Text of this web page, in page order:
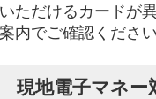
ただけるカードが
内でご確認ください
現地電子マネー